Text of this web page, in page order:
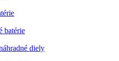
batérie
diely